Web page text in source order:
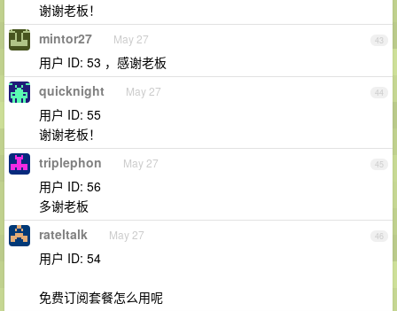
谢谢老板！
43
mintor27 May 27
用户 ID: 53 ，感谢老板
44
quicknight May 27
用户 ID: 55
谢谢老板！
45
triplephon May 27
用户 ID: 56
多谢老板
46
rateltalk May 27
用户 ID: 54
免费订阅套餐怎么用呢